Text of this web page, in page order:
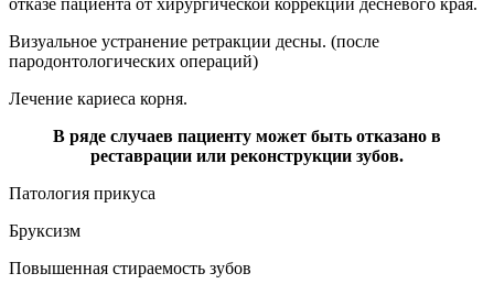
отказе пациента от хирургической коррекции десневого края.
Визуальное устранение ретракции десны. (после
пародонтологических операций)
Лечение кариеса корня.
В ряде случаев пациенту может быть отказано в
реставрации или реконструкции зубов.
Патология прикуса
Бруксизм
Повышенная стираемость зубов